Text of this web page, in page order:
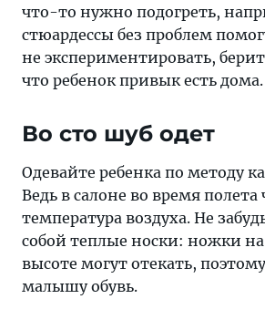
что-то нужно подогреть,
стюардессы без проблем
не экспериментировать,
что ребенок привык есть дома.
Во сто шуб одет
Одевайте ребенка по методу
Ведь в салоне во время полета
температура воздуха. Не
собой теплые носки: ножки
высоте могут отекать,
малышу обувь.